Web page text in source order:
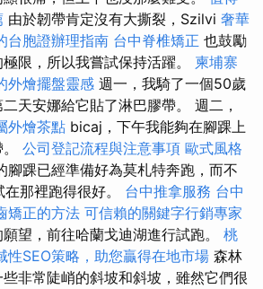
由於韌帶肯定沒有大撕裂，Szilvi 奢華
台胞證辦理指南 台中脊椎矯正 也鼓勵
限，所以我嘗試保持活躍。 柬埔寨
外燴擺盤靈感 週一，我騎了一個50歲
天安娜給它貼了淋巴膠帶。 週二，
外燴茶點 bicaj，下午我能夠在腳踝上
公司登記流程與注意事項 歐式風格
腳踝已經準備好為莫札特奔跑，而不
那裡跑得很好。 台中推拿服務 台中
矯正的方法 可信賴的關鍵字行銷專家
望，前往哈蘭戈迪湖進行試跑。 桃
性SEO策略，助您贏得在地市場 森林
非常陡峭的斜坡和斜坡，雖然它們很